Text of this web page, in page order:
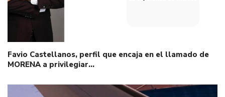
Favio Castellanos, perfil que encaja en el llamado de
MORENA a privilegiar…